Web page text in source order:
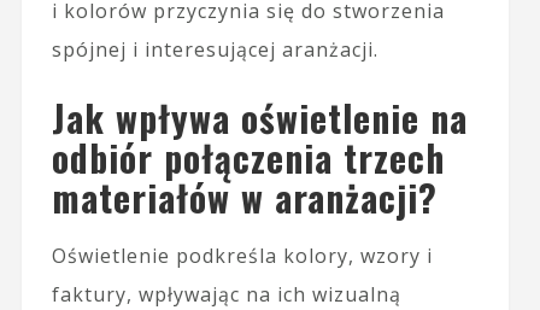
i kolorów przyczynia się do stworzenia
spójnej i interesującej aranżacji.
Jak wpływa oświetlenie na
odbiór połączenia trzech
materiałów w aranżacji?
Oświetlenie podkreśla kolory, wzory i
faktury, wpływając na ich wizualną